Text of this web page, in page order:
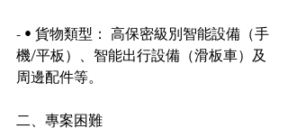
- • 貨物類型： 高保密級別智能設備（手
機/平板）、智能出行設備（滑板車）及
周邊配件等。
二、專案困難